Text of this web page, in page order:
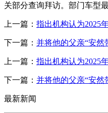
关部分查询拜访。部门车型
上一篇： 指出机构认为2025
下一篇： 并将他的父亲“安然
上一篇： 指出机构认为2025
下一篇： 并将他的父亲“安然
最新新闻